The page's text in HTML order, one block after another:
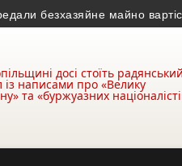
безхазяйне майно вартістю
досі стоїть радянський
із написами про «Велику
та «буржуазних